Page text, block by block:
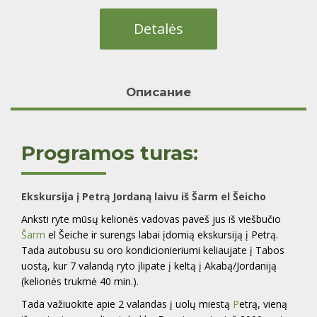
price
was:
price
is:
Detalės
Oписание
Programos turas:
Ekskursija į Petrą Jordaną laivu iš Šarm el Šeicho
Anksti ryte mūsų kelionės vadovas paveš jus iš viešbučio
Šarm el Šeiche ir surengs labai įdomią ekskursiją į Petrą.
Tada autobusu su oro kondicionieriumi keliaujate į Tabos
uostą, kur 7 valandą ryto įlipate į keltą į Akabą/Jordaniją
(kelionės trukmė 40 min.).
Tada važiuokite apie 2 valandas į uolų miestą Petrą, vieną